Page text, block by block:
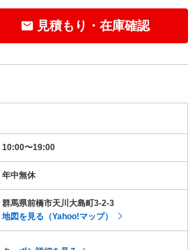
見積もり・在庫確認
10:00〜19:00
年中無休
群馬県前橋市天川大島町3-2-3
地図を見る（Yahoo!マップ）